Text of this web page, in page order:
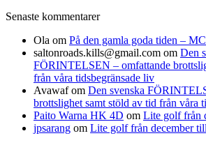
Senaste kommentarer
Ola om På den gamla goda tiden –
saltonroads.kills@gmail.com om Den
FÖRINTELSEN – omfattande
från våra tidsbegränsade liv
Avawafom Den svenska
brottslighet samt stöld av tid från våra
Paito Warna HK 4D om Lite golf från
jpsarang om Lite golf från december